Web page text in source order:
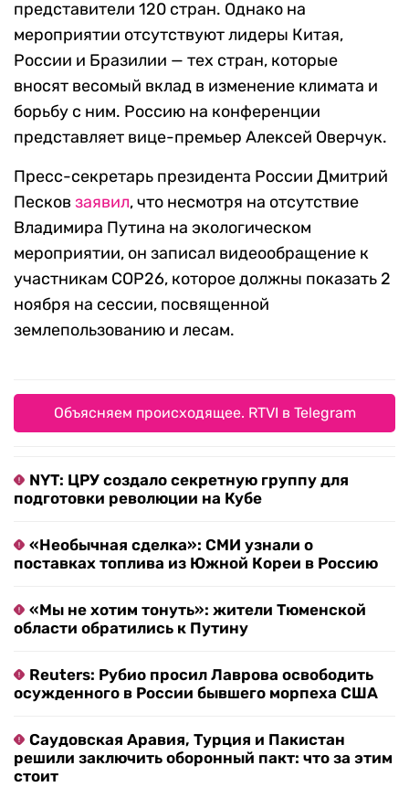
представители 120 стран. Однако на
мероприятии отсутствуют лидеры Китая,
России и Бразилии — тех стран, которые
вносят весомый вклад в изменение климата и
борьбу с ним. Россию на конференции
представляет вице-премьер Алексей Оверчук.
Пресс-секретарь президента России Дмитрий
Песков заявил, что несмотря на отсутствие
Владимира Путина на экологическом
мероприятии, он записал видеообращение к
участникам COP26, которое должны показать 2
ноября на сессии, посвященной
землепользованию и лесам.
Объясняем происходящее. RTVI в Telegram
NYT: ЦРУ создало секретную группу для
подготовки революции на Кубе
«Необычная сделка»: СМИ узнали о
поставках топлива из Южной Кореи в Россию
«Мы не хотим тонуть»: жители Тюменской
области обратились к Путину
Reuters: Рубио просил Лаврова освободить
осужденного в России бывшего морпеха США
Саудовская Аравия, Турция и Пакистан
решили заключить оборонный пакт: что за этим
стоит